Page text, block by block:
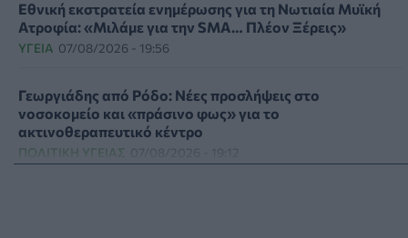
Εθνική εκστρατεία ενημέρωσης για τη Νωτιαία Μυϊκή
Ατροφία: «Μιλάμε για την SMA… Πλέον Ξέρεις»
ΥΓΕΊΑ 07/08/2026 - 19:56
Γεωργιάδης από Ρόδο: Νέες προσλήψεις στο
νοσοκομείο και «πράσινο φως» για το
ακτινοθεραπευτικό κέντρο
ΠΟΛΙΤΙΚΉ ΥΓΕΊΑΣ 07/08/2026 - 19:12